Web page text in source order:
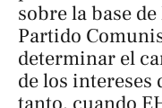
sobre la base
Partido
determinar el
de los intereses